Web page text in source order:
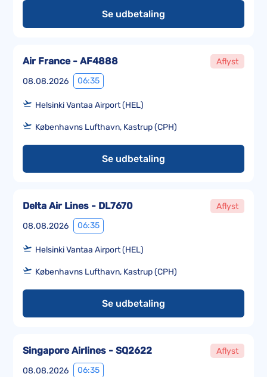
Se udbetaling
08.08.2026 06:35
Air France - AF4888 Aflyst
Helsinki Vantaa Airport (HEL)
Københavns Lufthavn, Kastrup (CPH)
Se udbetaling
08.08.2026 06:35
Delta Air Lines - DL7670 Aflyst
Helsinki Vantaa Airport (HEL)
Københavns Lufthavn, Kastrup (CPH)
Se udbetaling
08.08.2026 06:35
Singapore Airlines - SQ2622 Aflyst